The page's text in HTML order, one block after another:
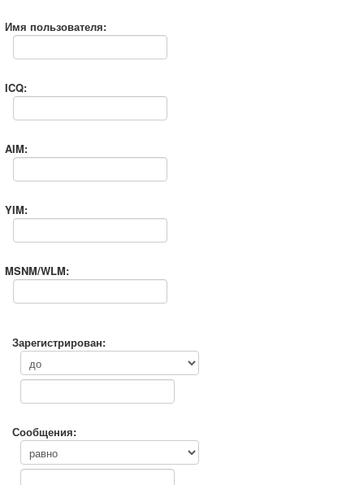
Имя пользователя:
ICQ:
AIM:
YIM:
MSNM/WLM:
Зарегистрирован:
Сообщения: